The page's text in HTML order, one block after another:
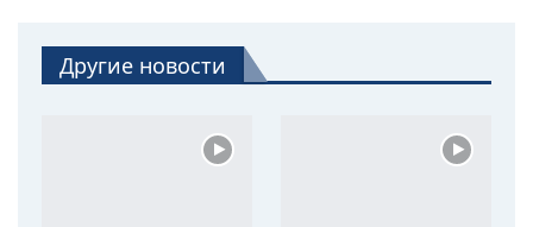
Другие новости